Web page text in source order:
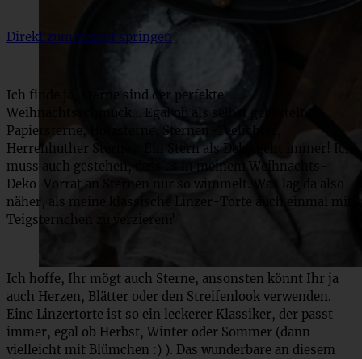
Direkt zum Rezept springen
Ich finde ja, Sterne sind der perfekte
Weihnachtsschmuck… Egal ob als selbst gebastelte
Papiersterne, Holzsterne, Sternen-Teelichter,
Herrenhuther Sterne… Ein Stern als Deko geht immer! Ich
muss auch gestehen, dass es in meinem Weihnachts-
Deko-Vorrat an Sternen nur so wimmelt. Was lag da also
näher, als meine klassische Linzer-Torte auch einmal mit
Teigsternchen zu verzieren?
Ich hoffe, Ihr mögt auch Sterne, ansonsten könnt Ihr ja
auch Herzen, Blätter oder den Streifenlook verwenden.
Eine Linzertorte ist so ein leckerer Klassiker, der passt
immer, egal ob Herbst, Winter oder Sommer (dann
vielleicht mit Blümchen :) ). Das wunderbare an diesem